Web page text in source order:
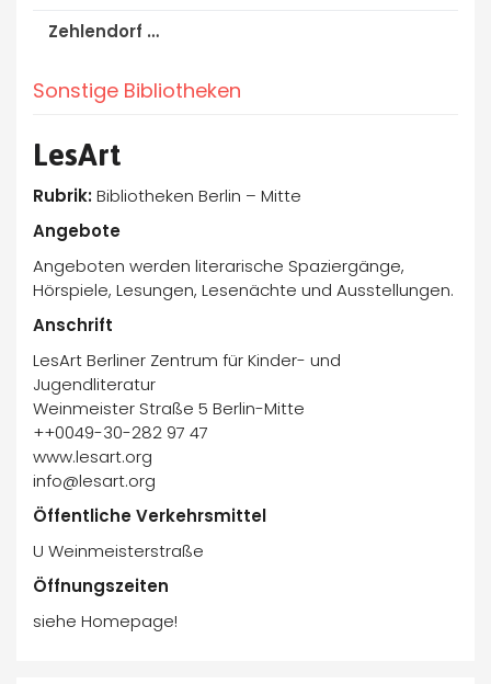
Zehlendorf …
Sonstige Bibliotheken
LesArt
Rubrik:Bibliotheken Berlin – Mitte
Angebote
Angeboten werden literarische Spaziergänge,
Hörspiele, Lesungen, Lesenächte und Ausstellungen.
Anschrift
LesArt Berliner Zentrum für Kinder- und
Jugendliteratur
Weinmeister Straße 5 Berlin-Mitte
++0049-30-282 97 47
www.lesart.org
info@lesart.org
Öffentliche Verkehrsmittel
U Weinmeisterstraße
Öffnungszeiten
siehe Homepage!